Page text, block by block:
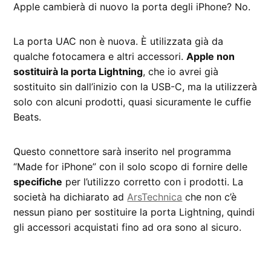
Apple cambierà di nuovo la porta degli iPhone? No.
La porta UAC non è nuova. È utilizzata già da
qualche fotocamera e altri accessori.Apple non
sostituirà la porta Lightning, che io avrei già
sostituito sin dall’inizio con la USB-C, ma la utilizzerà
solo con alcuni prodotti, quasi sicuramente le cuffie
Beats.
Questo connettore sarà inserito nel programma
“Made for iPhone” con il solo scopo di fornire delle
specifiche per l’utilizzo corretto con i prodotti. La
società ha dichiarato adArsTechnica che non c’è
nessun piano per sostituire la porta Lightning, quindi
gli accessori acquistati fino ad ora sono al sicuro.